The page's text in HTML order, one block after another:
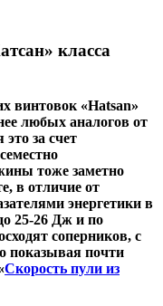
класса
винтовок «Hatsan»
любых аналогов от
это за счет
тоже заметно
в отличие от
энергетики в
25-26 Дж и по
соперников, с
показывая почти
Скорость пули из